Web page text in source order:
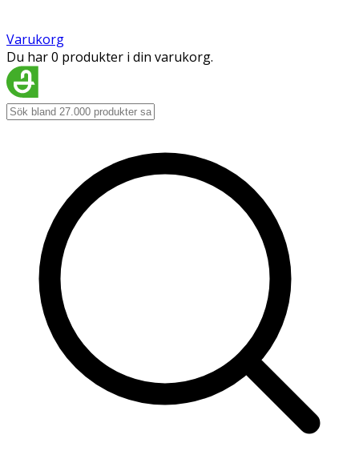
Varukorg
Du har 0 produkter i din varukorg.